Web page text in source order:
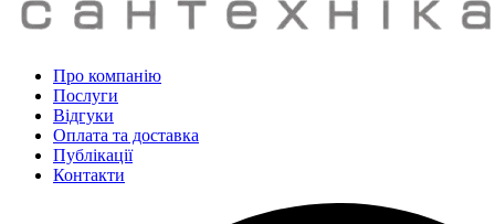
Про компанію
Послуги
Відгуки
Оплата та доставка
Публікації
Контакти